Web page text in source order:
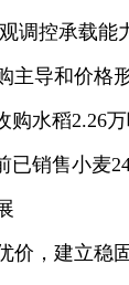
调控承载能
主导和价格
购水稻2.26
已销售小麦
价，建立稳